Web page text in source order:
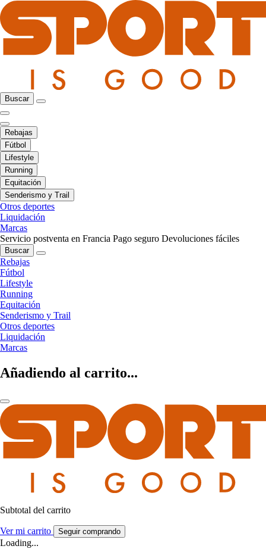
Buscar
Rebajas
Fútbol
Lifestyle
Running
Equitación
Senderismo y Trail
Otros deportes
Liquidación
Marcas
Servicio postventa en Francia Pago seguro Devoluciones fáciles
Buscar
Rebajas
Fútbol
Lifestyle
Running
Equitación
Senderismo y Trail
Otros deportes
Liquidación
Marcas
Añadiendo al carrito...
Subtotal del carrito
Ver mi carrito Seguir comprando
Loading...